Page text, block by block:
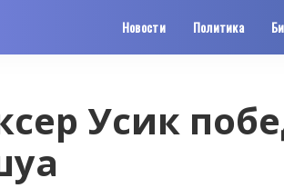
Новости Политика
Усик